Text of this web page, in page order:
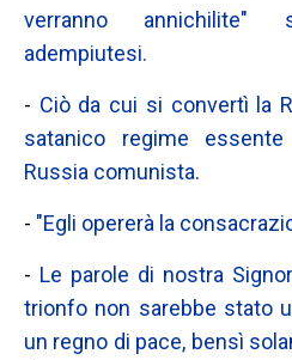
verranno
adempiutesi.
- Ciò da cui si convertì la
satanico regime
Russia comunista.
- "Egli opererà la
- Le parole di nostra
trionfo non sarebbe stato
un regno di pace, bensì